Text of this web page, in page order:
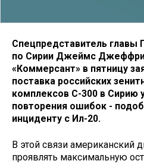
Cпецпредставитель
по Сирии Джеймс Джеффри
«Коммерсант» в пятницу
поставка российских
комплексов С-300 в Сирию
повторения ошибок -
инциденту с Ил-20.
В этой связи американский
проявлять максимальную